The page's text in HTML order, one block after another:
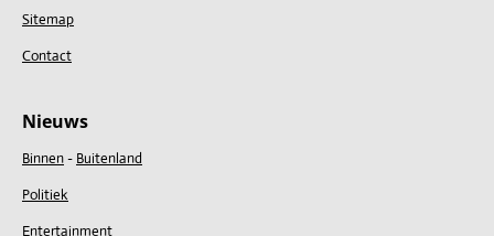
Sitemap
Contact
Nieuws
Binnen- Buitenland
Politiek
Entertainment